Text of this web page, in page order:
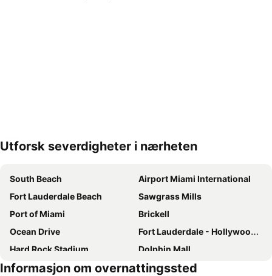
Utforsk severdigheter i nærheten
South Beach
Airport Miami International
Fort Lauderdale Beach
Sawgrass Mills
Port of Miami
Brickell
Ocean Drive
Fort Lauderdale - Hollywood International Airport
Hard Rock Stadium
Dolphin Mall
Port Everglades
Art Deco District
Informasjon om overnattingssted